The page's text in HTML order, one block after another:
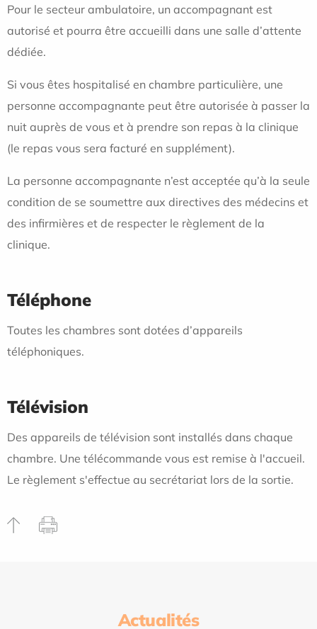
Pour le secteur ambulatoire, un accompagnant est
autorisé et pourra être accueilli dans une salle d’attente
dédiée.
Si vous êtes hospitalisé en chambre particulière, une
personne accompagnante peut être autorisée à passer la
nuit auprès de vous et à prendre son repas à la clinique
(le repas vous sera facturé en supplément).
La personne accompagnante n’est acceptée qu’à la seule
condition de se soumettre aux directives des médecins et
des infirmières et de respecter le règlement de la
clinique.
Téléphone
Toutes les chambres sont dotées d’appareils
téléphoniques.
Télévision
Des appareils de télévision sont installés dans chaque
chambre. Une télécommande vous est remise à l'accueil.
Le règlement s'effectue au secrétariat lors de la sortie.
Actualités